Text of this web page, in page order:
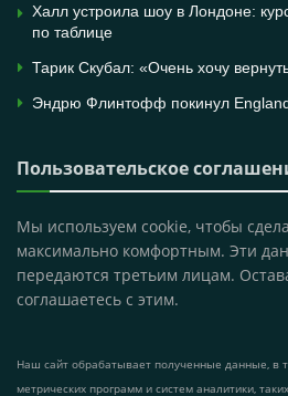
Халл устроила шоу в Лондоне:
по таблице
Тарик Скубал: «Очень хочу
Эндрю Флинтофф покинул
Пользовательское
Мы используем cookie, чтобы
максимально комфортным. Эти
передаются третьим лицам.
соглашаетесь с этим.
Наш сайт обрабатывает полученные данные, в
метрических программ и систем аналитики,